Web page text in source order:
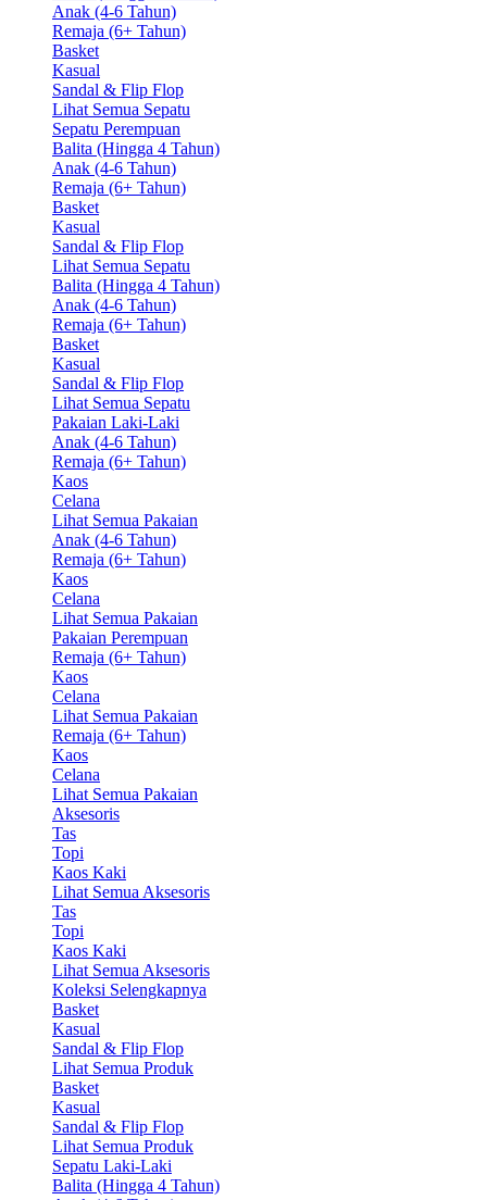
Anak (4-6 Tahun)
Remaja (6+ Tahun)
Basket
Kasual
Sandal & Flip Flop
Lihat Semua Sepatu
Sepatu Perempuan
Balita (Hingga 4 Tahun)
Anak (4-6 Tahun)
Remaja (6+ Tahun)
Basket
Kasual
Sandal & Flip Flop
Lihat Semua Sepatu
Balita (Hingga 4 Tahun)
Anak (4-6 Tahun)
Remaja (6+ Tahun)
Basket
Kasual
Sandal & Flip Flop
Lihat Semua Sepatu
Pakaian Laki-Laki
Anak (4-6 Tahun)
Remaja (6+ Tahun)
Kaos
Celana
Lihat Semua Pakaian
Anak (4-6 Tahun)
Remaja (6+ Tahun)
Kaos
Celana
Lihat Semua Pakaian
Pakaian Perempuan
Remaja (6+ Tahun)
Kaos
Celana
Lihat Semua Pakaian
Remaja (6+ Tahun)
Kaos
Celana
Lihat Semua Pakaian
Aksesoris
Tas
Topi
Kaos Kaki
Lihat Semua Aksesoris
Tas
Topi
Kaos Kaki
Lihat Semua Aksesoris
Koleksi Selengkapnya
Basket
Kasual
Sandal & Flip Flop
Lihat Semua Produk
Basket
Kasual
Sandal & Flip Flop
Lihat Semua Produk
Sepatu Laki-Laki
Balita (Hingga 4 Tahun)